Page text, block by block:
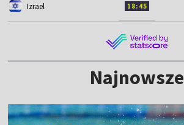
Izrael 18:45
Najnowsze